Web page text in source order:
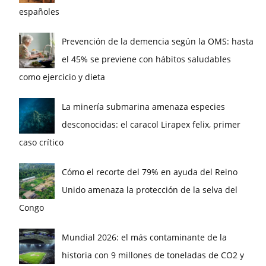
españoles
Prevención de la demencia según la OMS: hasta
el 45% se previene con hábitos saludables
como ejercicio y dieta
La minería submarina amenaza especies
desconocidas: el caracol Lirapex felix, primer
caso crítico
Cómo el recorte del 79% en ayuda del Reino
Unido amenaza la protección de la selva del
Congo
Mundial 2026: el más contaminante de la
historia con 9 millones de toneladas de CO2 y